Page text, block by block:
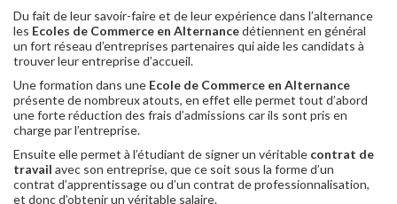
Du fait de leur savoir-faire et de leur expérience dans l’alternance
les Ecoles de Commerce en Alternancedétiennent en général
un fort réseau d’entreprises partenaires qui aide les candidats à
trouver leur entreprise d’accueil.
Une formation dans une Ecole de Commerce en Alternance
présente de nombreux atouts, en effet elle permet tout d’abord
une forte réduction des frais d’admissions car ils sont pris en
charge par l’entreprise.
Ensuite elle permet à l’étudiant de signer un véritable contrat de
travail avec son entreprise, que ce soit sous la forme d’un
contrat d’apprentissage ou d’un contrat de professionnalisation,
et donc d’obtenir un véritable salaire.